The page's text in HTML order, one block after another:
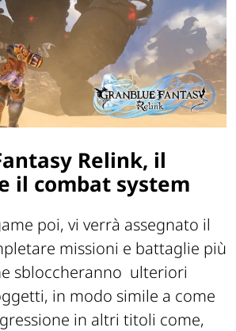
Relink, il
il combat system
poi, vi verrà assegnato il
missioni e battaglie più
sbloccheranno ulteriori
in modo simile a come
in altri titoli come,